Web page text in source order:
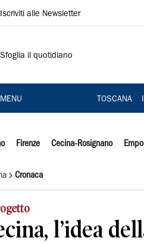
Iscriviti alle Newsletter
Sfoglia il quotidiano
MENU TOSCANA
Firenze Cecina-Rosignano
Cronaca
l’idea